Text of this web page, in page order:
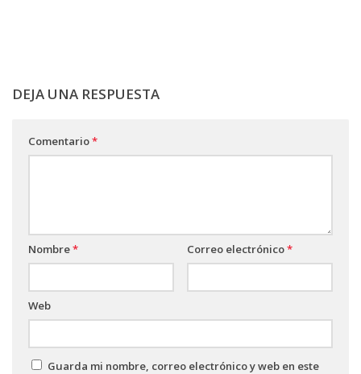
DEJA UNA RESPUESTA
Comentario*
Nombre* Correo electrónico*
Web
Guarda mi nombre, correo electrónico y web en este